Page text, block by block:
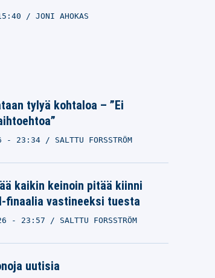
JONI AHOKAS
tylyä kohtaloa – ”Ei
- 23:34 SALTTU FORSSTRÖM
kaikin keinoin pitää kiinni
finaalia vastineeksi tuesta
- 23:57 SALTTU FORSSTRÖM
uutisia